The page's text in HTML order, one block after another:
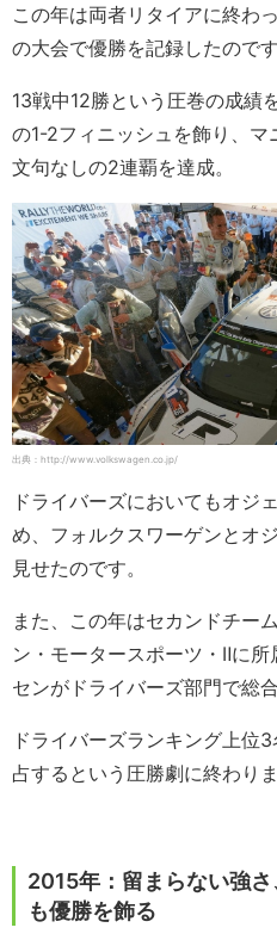
この年は両者リタイアに終わ
の大会で優勝を記録したのです
13戦中12勝という圧巻の成績
の1-2フィニッシュを飾り、
文句なしの2連覇を達成。
出典：http://www.volkswagen.co.jp/
ドライバーズにおいてもオジ
め、フォルクスワーゲンとオ
見せたのです。
また、この年はセカンドチー
ン・モータースポーツ・Ⅱに
センがドライバーズ部門で総
ドライバーズランキング上位
占するという圧勝劇に終わりま
2015年：留まらない強
も優勝を飾る